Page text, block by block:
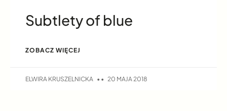
Subtlety of blue
ZOBACZ WIĘCEJ
ELWIRA KRUSZELNICKA 20 MAJA 2018